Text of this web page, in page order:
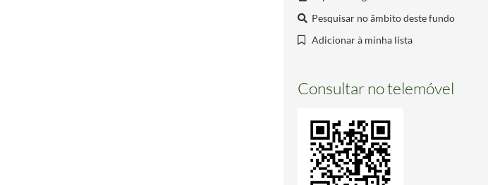
Pesquisar no âmbito deste fundo
Adicionar à minha lista
Consultar no telemóvel